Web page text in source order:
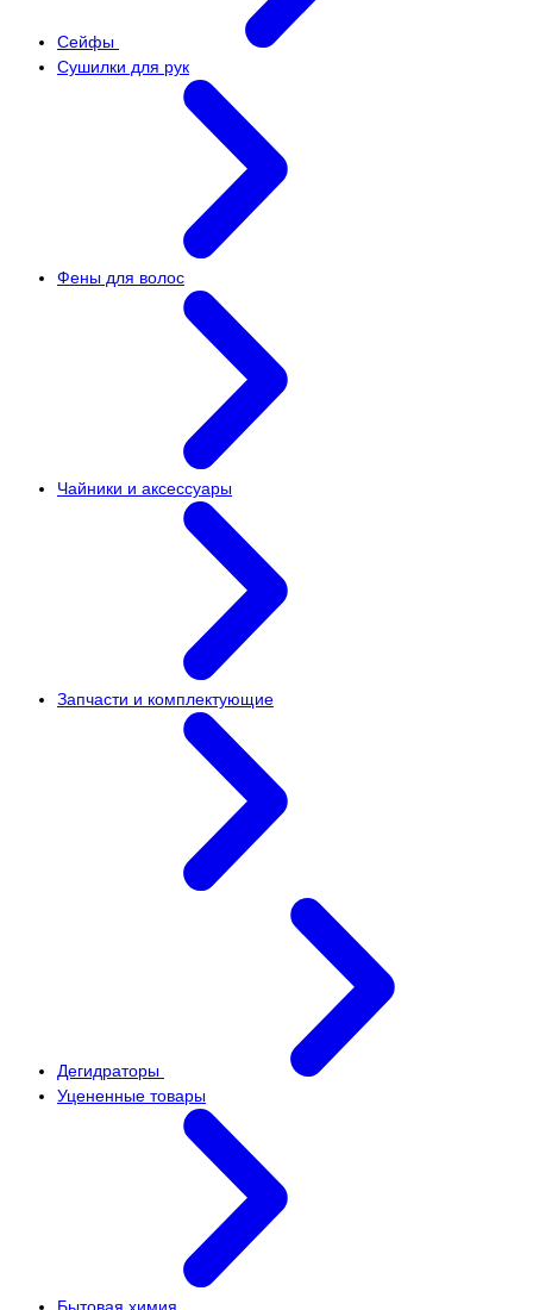
Сейфы
Сушилки для рук
Фены для волос
Чайники и аксессуары
Запчасти и комплектующие
Дегидраторы
Уцененные товары
Бытовая химия